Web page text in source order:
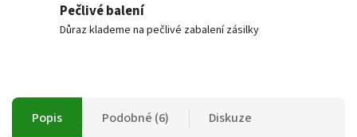
Pečlivé balení
Důraz klademe na pečlivé zabalení zásilky
Popis Podobné (6) Diskuze